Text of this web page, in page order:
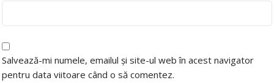
Salvează-mi numele, emailul și site-ul web în acest navigator
pentru data viitoare când o să comentez.